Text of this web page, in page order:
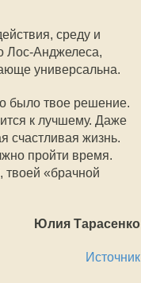
среду и
Лос-Анджелеса,
универсальна.
было твое решение.
к лучшему. Даже
счастливая жизнь.
пройти время.
твоей «брачной
Юлия Тарасенко
Источник